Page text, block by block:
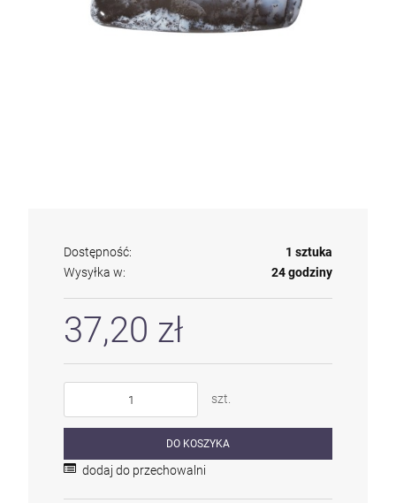
Dostępność:
1 sztuka
Wysyłka w:
24 godziny
37,20 zł
szt.
DO KOSZYKA
dodaj do przechowalni